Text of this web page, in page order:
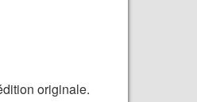
originale.